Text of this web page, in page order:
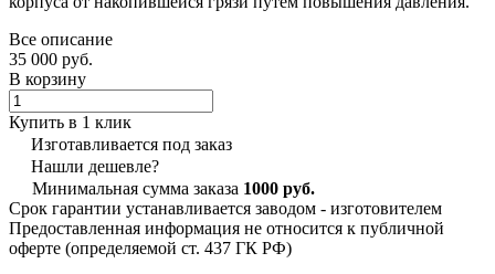
Все описание
35 000 руб.
В корзину
Купить в 1 клик
Изготавливается под заказ
Нашли дешевле?
Минимальная сумма заказа 1000 руб.
Срок гарантии устанавливается заводом - изготовителем
Предоставленная информация не относится к публичной
оферте (определяемой ст. 437 ГК РФ)